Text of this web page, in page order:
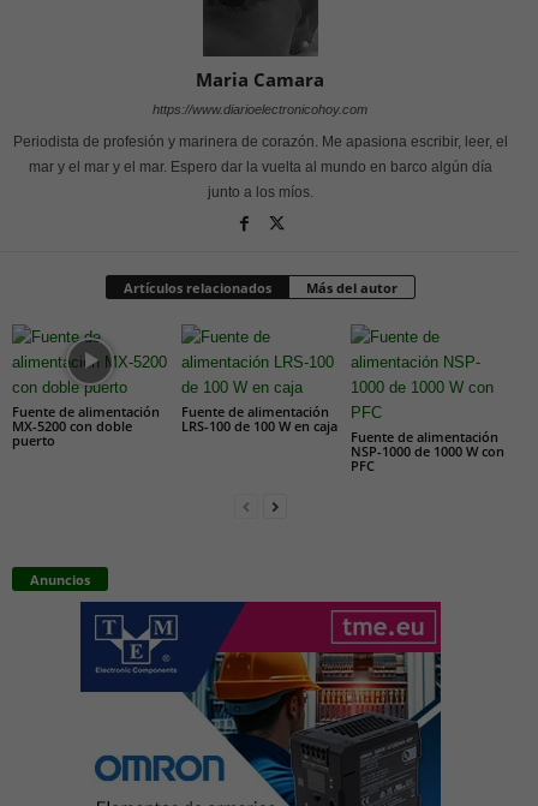
Maria Camara
https://www.diarioelectronicohoy.com
Periodista de profesión y marinera de corazón. Me apasiona escribir, leer, el
mar y el mar y el mar. Espero dar la vuelta al mundo en barco algún día
junto a los míos.
Artículos relacionados Más del autor
Fuente de alimentación
MX-5200 con doble
puerto
Fuente de alimentación
LRS-100 de 100 W en caja
Fuente de alimentación
NSP-1000 de 1000 W con
PFC
Anuncios